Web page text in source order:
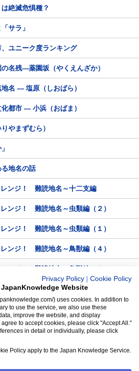
絶滅危惧種？
サラ」
ユニーク度ランキング
名残―薬園坂（やくえんざか）
名 ― 塩原（しおばら）
都市 ― 小浜（おばま）
やまずむら）
地名の話
ンジ！ 難読地名～十二支編
ンジ！ 難読地名～虫類編（２）
ンジ！ 難読地名～虫類編（１）
ンジ！ 難読地名～鳥獣編（４）
ンジ！ 難読地名～鳥獣編（３）
ンジ！ 難読地名～鳥獣編（２）
ンジ！ 難読地名～鳥獣編（１）
オトメ」と「ウバ」
「有耶無耶関」（うやむやのせき）
Privacy Policy
Cookie Policy
Website
) uses cookies. In addition to
to use the service, we also use these
improve the website, and display
to accept cookies, please click "Accept All."
in detail or individually, please click
Policy apply to the Japan Knowledge Service.